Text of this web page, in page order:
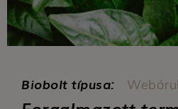
Biobolt típusa: